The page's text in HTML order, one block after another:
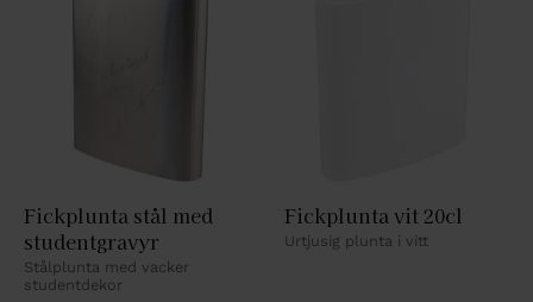
Fickplunta stål med
studentgravyr
Stålplunta med vacker
studentdekor
Fickplunta vit 20cl
Urtjusig plunta i vitt